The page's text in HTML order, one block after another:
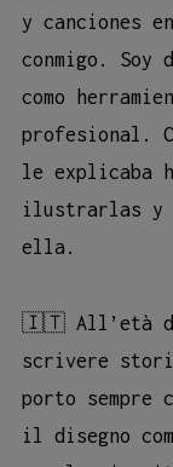
y canciones
conmigo.
como
profesional.
le explicaba
ilustrarlas y
ella.
🇮🇹 All’età
scrivere
porto sempre
il disegno